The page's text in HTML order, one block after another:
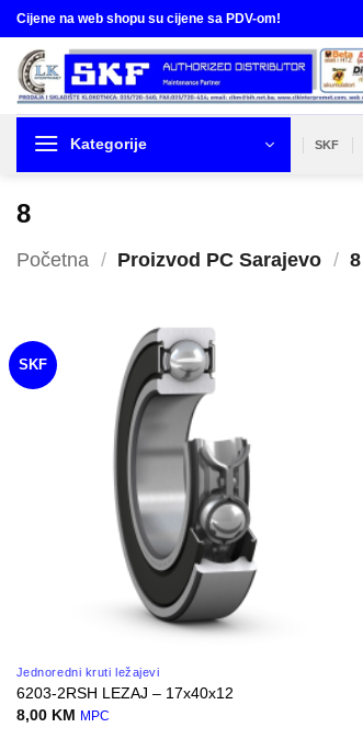
Skip
to
content
Cijene na web shopu su cijene sa PDV-om!
Kategorije SKF
8
Početna / Proizvod PC Sarajevo / 8
SKF
Jednoredni kruti ležajevi
6203-2RSH LEZAJ – 17x40x12
8,00 KM MPC